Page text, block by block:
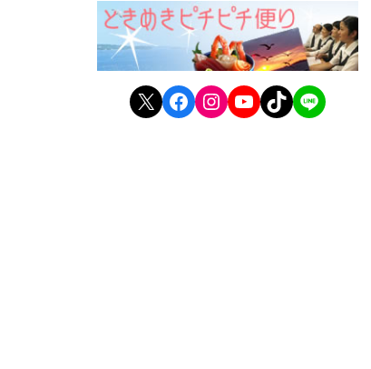
X Facebook Instagram YouTube TikTok LINE